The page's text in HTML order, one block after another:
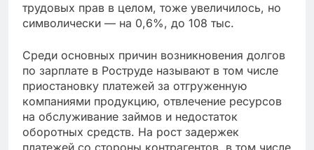
трудовых прав в целом, тоже увеличилось, но
символически — на 0,6%, до 108 тыс.
Среди основных причин возникновения долгов
по зарплате в Роструде называют в том числе
приостановку платежей за отгруженную
компаниями продукцию, отвлечение ресурсов
на обслуживание займов и недостаток
оборотных средств. На рост задержек
платежей со стороны контрагентов, в том числе